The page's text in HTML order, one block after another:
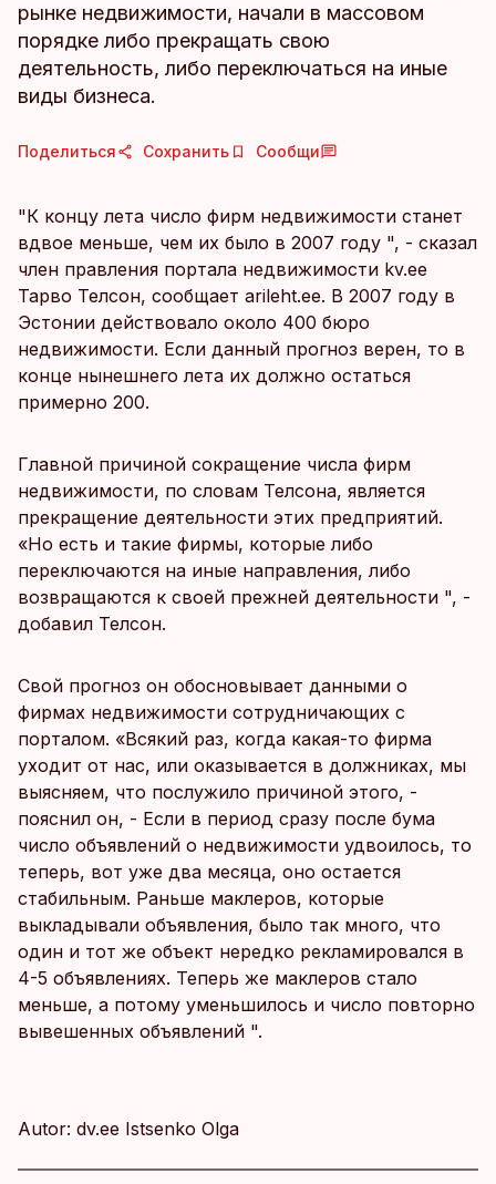
рынке недвижимости, начали в массовом
порядке либо прекращать свою
деятельность, либо переключаться на иные
виды бизнеса.
Поделиться Сохранить Сообщи
"К концу лета число фирм недвижимости станет
вдвое меньше, чем их было в 2007 году ", - сказал
член правления портала недвижимости kv.ee
Тарво Телсон, сообщает arileht.ee. В 2007 году в
Эстонии действовало около 400 бюро
недвижимости. Если данный прогноз верен, то в
конце нынешнего лета их должно остаться
примерно 200.
Главной причиной сокращение числа фирм
недвижимости, по словам Телсона, является
прекращение деятельности этих предприятий.
«Но есть и такие фирмы, которые либо
переключаются на иные направления, либо
возвращаются к своей прежней деятельности ", -
добавил Телсон.
Свой прогноз он обосновывает данными о
фирмах недвижимости сотрудничающих с
порталом. «Всякий раз, когда какая-то фирма
уходит от нас, или оказывается в должниках, мы
выясняем, что послужило причиной этого, -
пояснил он, - Если в период сразу после бума
число объявлений о недвижимости удвоилось, то
теперь, вот уже два месяца, оно остается
стабильным. Раньше маклеров, которые
выкладывали объявления, было так много, что
один и тот же объект нередко рекламировался в
4-5 объявлениях. Теперь же маклеров стало
меньше, а потому уменьшилось и число повторно
вывешенных объявлений ".
Autor: dv.ee Istsenko Olga